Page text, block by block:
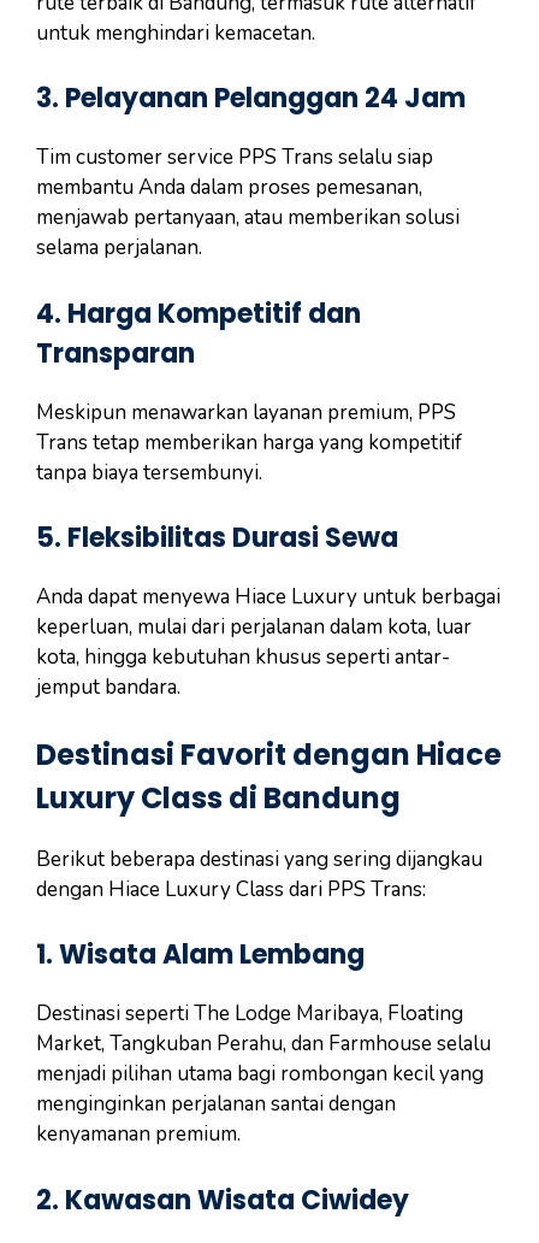
untuk menghindari kemacetan.
3. Pelayanan Pelanggan 24 Jam
Tim customer service PPS Trans selalu siap
membantu Anda dalam proses pemesanan,
menjawab pertanyaan, atau memberikan solusi
selama perjalanan.
4. Harga Kompetitif dan
Transparan
Meskipun menawarkan layanan premium, PPS
Trans tetap memberikan harga yang kompetitif
tanpa biaya tersembunyi.
5. Fleksibilitas Durasi Sewa
Anda dapat menyewa Hiace Luxury untuk berbagai
keperluan, mulai dari perjalanan dalam kota, luar
kota, hingga kebutuhan khusus seperti antar-
jemput bandara.
Destinasi Favorit dengan Hiace
Luxury Class di Bandung
Berikut beberapa destinasi yang sering dijangkau
dengan Hiace Luxury Class dari PPS Trans:
1. Wisata Alam Lembang
Destinasi seperti The Lodge Maribaya, Floating
Market, Tangkuban Perahu, dan Farmhouse selalu
menjadi pilihan utama bagi rombongan kecil yang
menginginkan perjalanan santai dengan
kenyamanan premium.
2. Kawasan Wisata Ciwidey